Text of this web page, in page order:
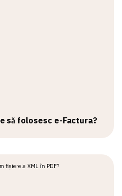
să folosesc e-Factura?